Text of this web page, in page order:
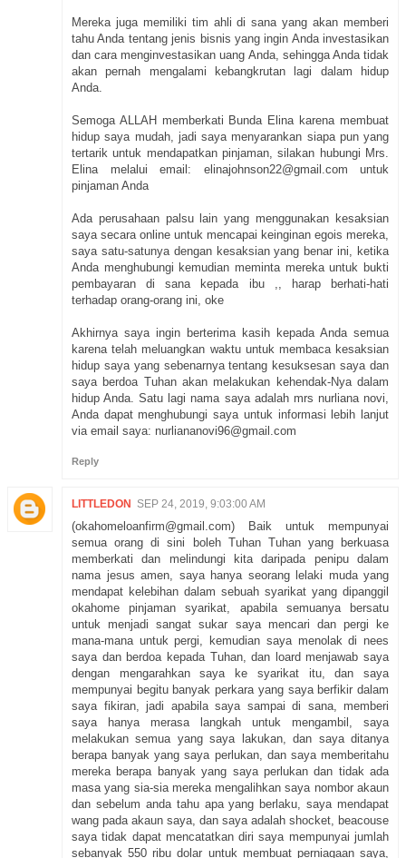
Mereka juga memiliki tim ahli di sana yang akan memberi
tahu Anda tentang jenis bisnis yang ingin Anda investasikan
dan cara menginvestasikan uang Anda, sehingga Anda tidak
akan pernah mengalami kebangkrutan lagi dalam hidup
Anda.
Semoga ALLAH memberkati Bunda Elina karena membuat
hidup saya mudah, jadi saya menyarankan siapa pun yang
tertarik untuk mendapatkan pinjaman, silakan hubungi Mrs.
Elina melalui email: elinajohnson22@gmail.com untuk
pinjaman Anda
Ada perusahaan palsu lain yang menggunakan kesaksian
saya secara online untuk mencapai keinginan egois mereka,
saya satu-satunya dengan kesaksian yang benar ini, ketika
Anda menghubungi kemudian meminta mereka untuk bukti
pembayaran di sana kepada ibu ,, harap berhati-hati
terhadap orang-orang ini, oke
Akhirnya saya ingin berterima kasih kepada Anda semua
karena telah meluangkan waktu untuk membaca kesaksian
hidup saya yang sebenarnya tentang kesuksesan saya dan
saya berdoa Tuhan akan melakukan kehendak-Nya dalam
hidup Anda. Satu lagi nama saya adalah mrs nurliana novi,
Anda dapat menghubungi saya untuk informasi lebih lanjut
via email saya: nurliananovi96@gmail.com
Reply
LITTLEDON SEP 24, 2019, 9:03:00 AM
(okahomeloanfirm@gmail.com) Baik untuk mempunyai
semua orang di sini boleh Tuhan Tuhan yang berkuasa
memberkati dan melindungi kita daripada penipu dalam
nama jesus amen, saya hanya seorang lelaki muda yang
mendapat kelebihan dalam sebuah syarikat yang dipanggil
okahome pinjaman syarikat, apabila semuanya bersatu
untuk menjadi sangat sukar saya mencari dan pergi ke
mana-mana untuk pergi, kemudian saya menolak di nees
saya dan berdoa kepada Tuhan, dan loard menjawab saya
dengan mengarahkan saya ke syarikat itu, dan saya
mempunyai begitu banyak perkara yang saya berfikir dalam
saya fikiran, jadi apabila saya sampai di sana, memberi
saya hanya merasa langkah untuk mengambil, saya
melakukan semua yang saya lakukan, dan saya ditanya
berapa banyak yang saya perlukan, dan saya memberitahu
mereka berapa banyak yang saya perlukan dan tidak ada
masa yang sia-sia mereka mengalihkan saya nombor akaun
dan sebelum anda tahu apa yang berlaku, saya mendapat
wang pada akaun saya, dan saya adalah shocket, beacouse
saya tidak dapat mencatatkan diri saya mempunyai jumlah
sebanyak 550 ribu dolar untuk membuat perniagaan saya,